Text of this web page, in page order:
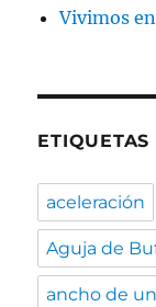
Vivimos
ETIQUETAS
aceleración
Aguja de
ancho de